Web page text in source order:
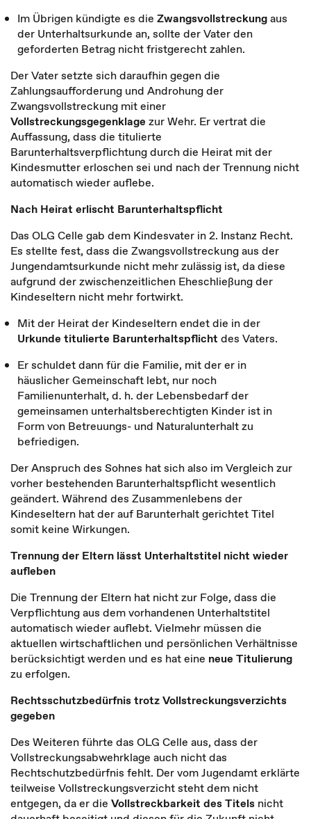
Im Übrigen kündigte es die Zwangsvollstreckungaus
der Unterhaltsurkunde an, sollte der Vater den
geforderten Betrag nicht fristgerecht zahlen.
Der Vater setzte sich daraufhin gegen die
Zahlungsaufforderung und Androhung der
Zwangsvollstreckung mit einer
Vollstreckungsgegenklage zur Wehr. Er vertrat die
Auffassung, dass die titulierte
Barunterhaltsverpflichtung durch die Heirat mit der
Kindesmutter erloschen sei und nach der Trennung nicht
automatisch wieder auflebe.
Nach Heirat erlischt Barunterhaltspflicht
Das OLG Celle gab dem Kindesvater in 2. Instanz Recht.
Es stellte fest, dass die Zwangsvollstreckung aus der
Jungendamtsurkunde nicht mehr zulässig ist, da diese
aufgrund der zwischenzeitlichen Eheschließung der
Kindeseltern nicht mehr fortwirkt.
Mit der Heirat der Kindeseltern endet die in der
Urkunde titulierte Barunterhaltspflicht des Vaters.
Er schuldet dann für die Familie, mit der er in
häuslicher Gemeinschaft lebt, nur noch
Familienunterhalt, d. h. der Lebensbedarf der
gemeinsamen unterhaltsberechtigten Kinder ist in
Form von Betreuungs- und Naturalunterhalt zu
befriedigen.
Der Anspruch des Sohnes hat sich also im Vergleich zur
vorher bestehenden Barunterhaltspflicht wesentlich
geändert. Während des Zusammenlebens der
Kindeseltern hat der auf Barunterhalt gerichtet Titel
somit keine Wirkungen.
Trennung der Eltern lässt Unterhaltstitel nicht wieder
aufleben
Die Trennung der Eltern hat nicht zur Folge, dass die
Verpflichtung aus dem vorhandenen Unterhaltstitel
automatisch wieder auflebt. Vielmehr müssen die
aktuellen wirtschaftlichen und persönlichen Verhältnisse
berücksichtigt werden und es hat eine neue Titulierung
zu erfolgen.
Rechtsschutzbedürfnis trotz Vollstreckungsverzichts
gegeben
Des Weiteren führte das OLG Celle aus, dass der
Vollstreckungsabwehrklage auch nicht das
Rechtschutzbedürfnis fehlt. Der vom Jugendamt erklärte
teilweise Vollstreckungsverzicht steht dem nicht
entgegen, da er die Vollstreckbarkeit des Titels nicht